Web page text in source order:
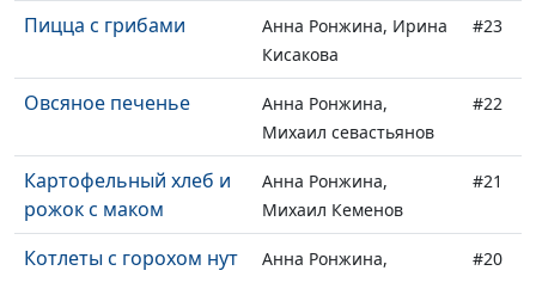
Пицца с грибами
Анна Ронжина, Ирина
Кисакова
#23
Овсяное печенье
Анна Ронжина,
Михаил севастьянов
#22
Картофельный хлеб и
рожок с маком
Анна Ронжина,
Михаил Кеменов
#21
Котлеты с горохом нут
Анна Ронжина,
#20